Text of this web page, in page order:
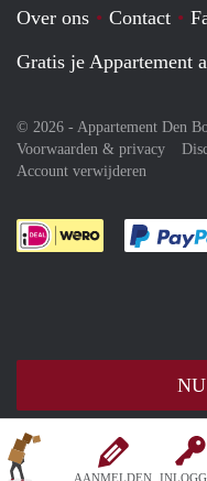
AANMELDEN
Over ons Contact
Gratis je Appartement
© 2026 - Appartement Den
Voorwaarden & privacy
Account verwijderen